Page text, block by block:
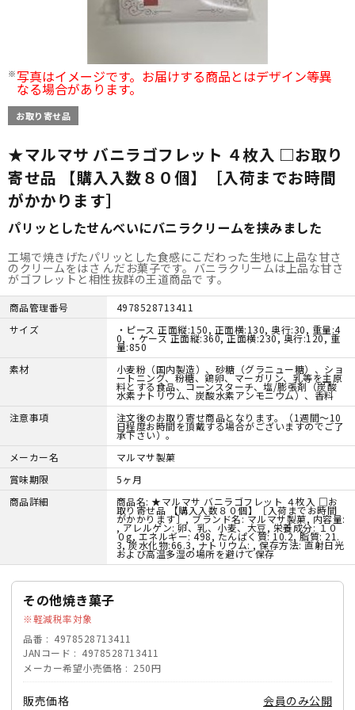
写真はイメージです。お届けする商品とはデザイン等異
なる場合があります。
お取り寄せ品
★マルマサ バニラゴフレット ４枚入 □お取り
寄せ品 【購入入数８０個】［入荷までお時間
がかかります］
パリッとしたせんべいにバニラクリームを挟みました
工場で焼きげたパリッとした食感にこだわった生地に上品な甘さ
のクリームをはさ んだお菓子です。バニラクリームは上品な甘さ
がゴフレットと相性抜群の王道商品で す。
商品管理番号
4978528713411
サイズ
・ピース 正面縦:150, 正面横:130, 奥行:30, 重量:4
0, ・ケース 正面縦:360, 正面横:230, 奥行:120, 重
量:850
素材
小麦粉（国内製造）、砂糖（グラニュー糖）、ショ
ートニング、粉糖、鶏卵、マーガリン、乳等を主原
料とする食品、コーンスターチ、塩/膨張剤（炭酸
水素ナトリウム、炭酸水素アンモニウム）、香料
注意事項
注文後のお取り寄せ商品となります。（1週間～10
日程度お時間を頂戴する場合がございますのでご了
承下さい）。
メーカー名
マルマサ製菓
賞味期限
5ヶ月
商品詳細
商品名: ★マルマサ バニラゴフレット ４枚入 □お
取り寄せ品 【購入入数８０個】［入荷までお時間
がかかります］, ブランド名: マルマサ製菓, 内容量:
, アレルゲン: 卵、乳、小麦、大豆, 栄養成分: １０
０g, エネルギー: 498, たんぱく質: 10.2, 脂質: 21.
3, 炭水化物:66.3, ナトリウム: , 保存方法: 直射日光
および高温多湿の場所を避けて保存
その他焼き菓子
軽減税率対象
品番
4978528713411
JANコード
4978528713411
メーカー希望小売価格
250円
販売価格 会員のみ公開